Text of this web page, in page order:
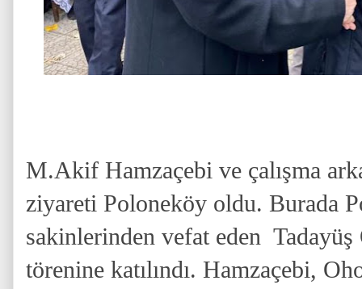
M.Akif Hamzaçebi ve çalışma
ziyareti Poloneköy oldu. Burada
sakinlerinden vefat eden Tadayüş
törenine katılındı. Hamzaçebi,